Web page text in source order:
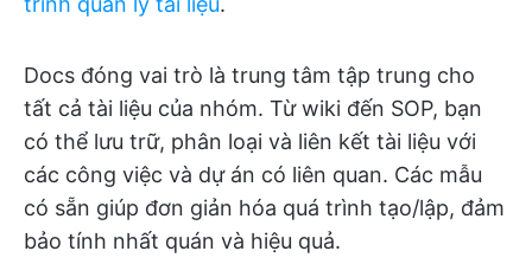
Docs đóng vai trò là trung tâm tập trung cho
tất cả tài liệu của nhóm. Từ wiki đến SOP, bạn
có thể lưu trữ, phân loại và liên kết tài liệu với
các công việc và dự án có liên quan. Các mẫu
có sẵn giúp đơn giản hóa quá trình tạo/lập, đảm
bảo tính nhất quán và hiệu quả.